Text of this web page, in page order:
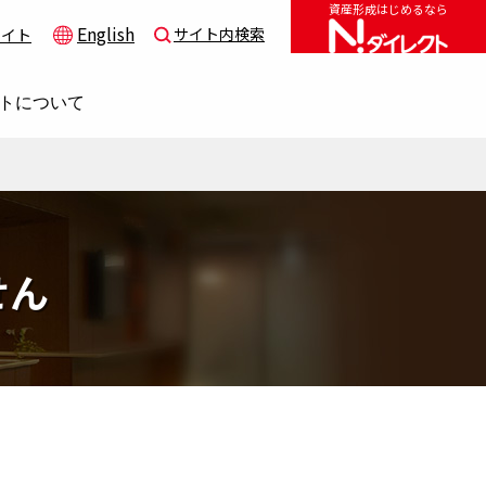
ト English サイト内検索
について
資産形成はじめるなら